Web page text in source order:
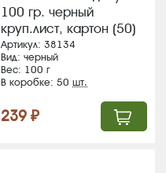
100 гр. черный
круп.лист, картон (50)
(15)
Артикул: 38134
Вид: черный
Вес: 100 г
В коробке: 50шт.
239 ₽